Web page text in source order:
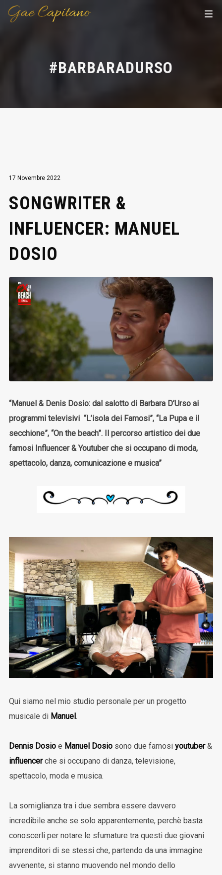
#BARBARADURSO
17 Novembre 2022
SONGWRITER &
INFLUENCER: MANUEL
DOSIO
“Manuel & Denis Dosio: dal salotto di Barbara D’Urso ai
programmi televisivi “L’isola dei Famosi”, “La Pupa e il
secchione”, “On the beach”. Il percorso artistico dei due
famosi Influencer & Youtuber che si occupano di moda,
spettacolo, danza, comunicazione e musica”
Qui siamo nel mio studio personale per un progetto
musicale di Manuel.
Dennis Dosioe Manuel Dosiosono due famosi youtuber&
influencerche si occupano di danza, televisione,
spettacolo, moda e musica.
La somiglianza tra i due sembra essere davvero
incredibile anche se solo apparentemente, perchè basta
conoscerli per notare le sfumature tra questi due giovani
imprenditori di se stessi che, partendo da una immagine
avvenente, si stanno muovendo nel mondo dello